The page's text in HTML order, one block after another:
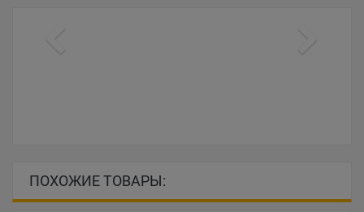
ПОХОЖИЕ ТОВАРЫ: